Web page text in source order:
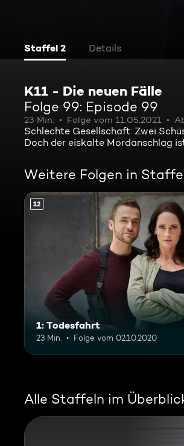
Staffel 2 Details
K11 - Die neuen Fälle
Folge 99: Episode 99
23 Min. Folge vom 11.05.2021
Schlechte Gesellschaft: Zwei
Doch der eiskalte Mordanschlag
Weitere Folgen in
12
1: Todesfahrt
23 Min. Folge vom 02.10.2020
Alle Staffeln im